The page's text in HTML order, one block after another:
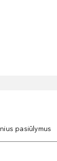
pasiūlymus